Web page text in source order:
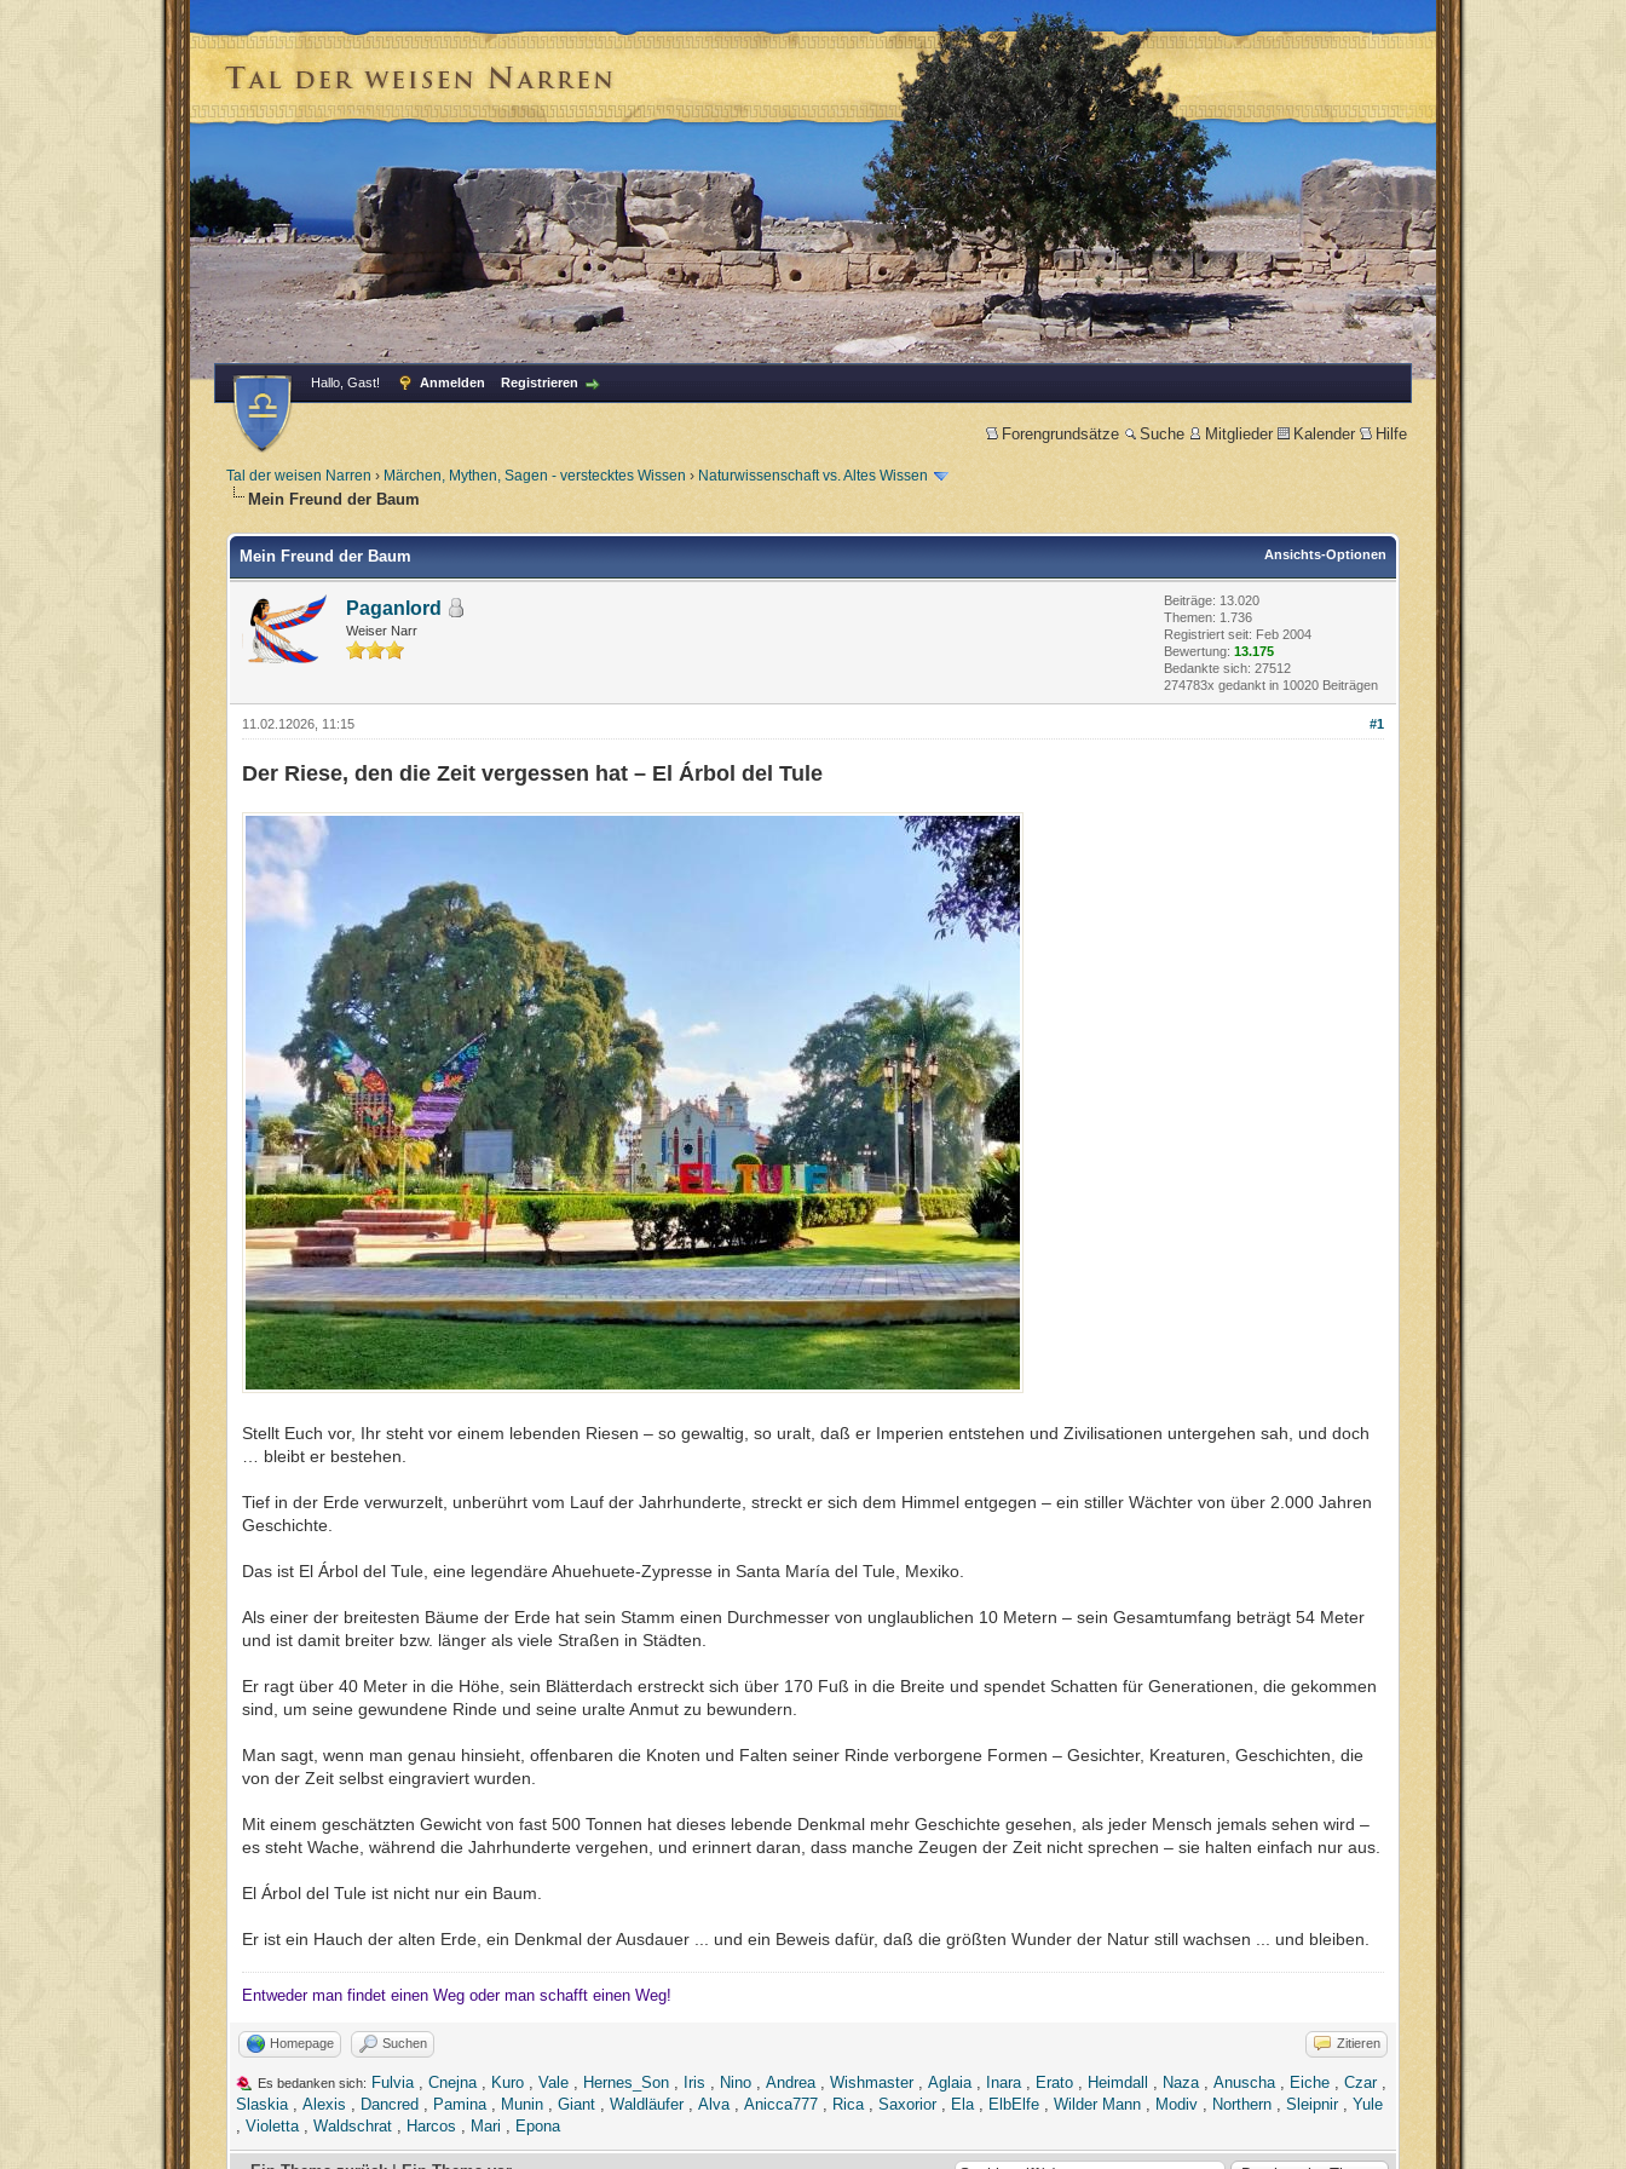
Hallo, Gast! Anmelden Registrieren
Forengrundsätze Suche Mitglieder Kalender Hilfe
Tal der weisen Narren › Märchen, Mythen, Sagen - verstecktes Wissen › Naturwissenschaft vs. Altes Wissen
Mein Freund der Baum
Ansichts-Optionen
Mein Freund der Baum
Paganlord
Weiser Narr
Beiträge: 13.020
Themen: 1.736
Registriert seit: Feb 2004
Bewertung: 13.175
Bedankte sich: 27512
274783x gedankt in 10020 Beiträgen
#1
11.02.12026, 11:15
Der Riese, den die Zeit vergessen hat – El Árbol del Tule
Stellt Euch vor, Ihr steht vor einem lebenden Riesen – so gewaltig, so uralt, daß er Imperien entstehen und Zivilisationen untergehen sah, und doch
… bleibt er bestehen.
Tief in der Erde verwurzelt, unberührt vom Lauf der Jahrhunderte, streckt er sich dem Himmel entgegen – ein stiller Wächter von über 2.000 Jahren
Geschichte.
Das ist El Árbol del Tule, eine legendäre Ahuehuete-Zypresse in Santa María del Tule, Mexiko.
Als einer der breitesten Bäume der Erde hat sein Stamm einen Durchmesser von unglaublichen 10 Metern – sein Gesamtumfang beträgt 54 Meter
und ist damit breiter bzw. länger als viele Straßen in Städten.
Er ragt über 40 Meter in die Höhe, sein Blätterdach erstreckt sich über 170 Fuß in die Breite und spendet Schatten für Generationen, die gekommen
sind, um seine gewundene Rinde und seine uralte Anmut zu bewundern.
Man sagt, wenn man genau hinsieht, offenbaren die Knoten und Falten seiner Rinde verborgene Formen – Gesichter, Kreaturen, Geschichten, die
von der Zeit selbst eingraviert wurden.
Mit einem geschätzten Gewicht von fast 500 Tonnen hat dieses lebende Denkmal mehr Geschichte gesehen, als jeder Mensch jemals sehen wird –
es steht Wache, während die Jahrhunderte vergehen, und erinnert daran, dass manche Zeugen der Zeit nicht sprechen – sie halten einfach nur aus.
El Árbol del Tule ist nicht nur ein Baum.
Er ist ein Hauch der alten Erde, ein Denkmal der Ausdauer ... und ein Beweis dafür, daß die größten Wunder der Natur still wachsen ... und bleiben.
Entweder man findet einen Weg oder man schafft einen Weg!
Homepage Suchen Zitieren
Es bedanken sich: Fulvia Cnejna Kuro Vale Hernes_Son Iris Nino Andrea Wishmaster, Aglaia Inara Erato Heimdall Naza Anuscha Eiche Czar,
Slaskia
Alexis Dancred Pamina Munin Giant Waldläufer, Alva Anicca777 Rica Saxorior, Ela ElbElfe Wilder Mann Modiv Northern Sleipnir, Yule
Violetta Waldschrat Harcos Mari Epona